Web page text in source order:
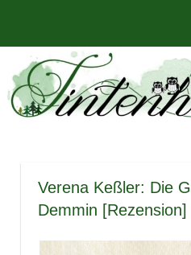
springen
Tintenhain
–
Der
Rezensionen
und
mehr
Verena Keßler: Die
Demmin [Rezension]